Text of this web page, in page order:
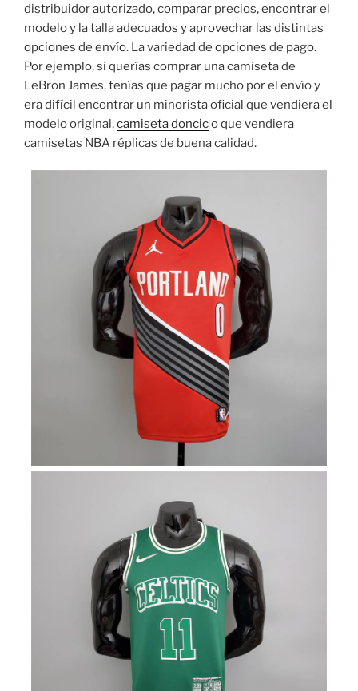
distribuidor autorizado, comparar precios, encontrar el
modelo y la talla adecuados y aprovechar las distintas
opciones de envío. La variedad de opciones de pago.
Por ejemplo, si querías comprar una camiseta de
LeBron James, tenías que pagar mucho por el envío y
era difícil encontrar un minorista oficial que vendiera el
modelo original,camiseta doncico que vendiera
camisetas NBA réplicas de buena calidad.